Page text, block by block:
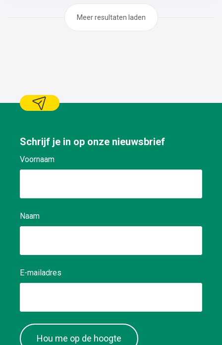
Meer resultaten laden
Schrijf je in op onze nieuwsbrief
Voornaam
Naam
E-mailadres
Hou me op de hoogte